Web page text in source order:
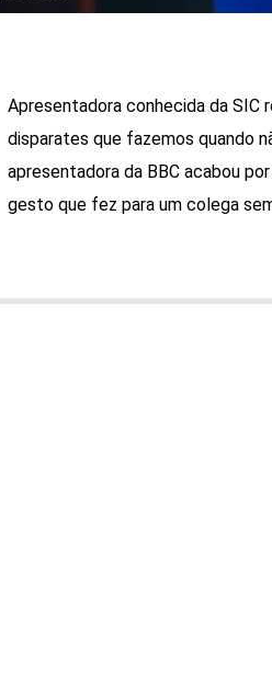
Apresentadora conhecida da SIC
disparates que fazemos quando
apresentadora da BBC acabou
gesto que fez para um colega